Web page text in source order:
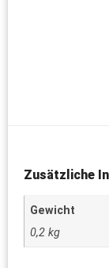
Zusätzliche
Gewicht
0,2 kg